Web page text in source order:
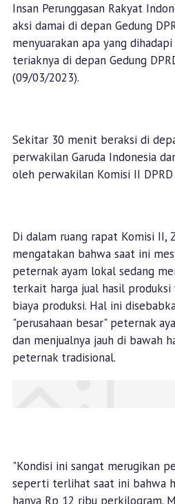
Insan Perunggasan Rakyat
aksi damai di depan Gedung
menyuarakan apa yang
teriaknya di depan Gedung
(09/03/2023).
Sekitar 30 menit beraksi di
perwakilan Garuda Indonesia
oleh perwakilan Komisi II DPRD
Di dalam ruang rapat Komisi II,
mengatakan bahwa saat ini
peternak ayam lokal sedang
terkait harga jual hasil produksi
biaya produksi. Hal ini
"perusahaan besar" peternak
dan menjualnya jauh di bawah
peternak tradisional.
"Kondisi ini sangat merugikan
seperti terlihat saat ini bahwa
hanya Rp 12 ribu perkilogram.